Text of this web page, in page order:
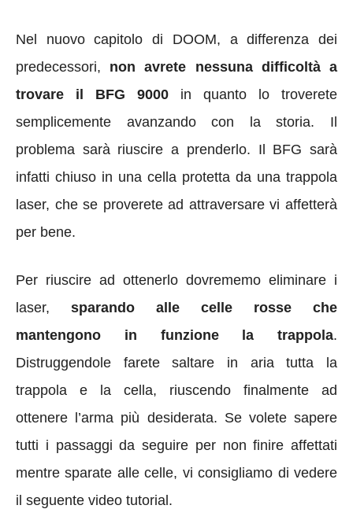
Nel nuovo capitolo di DOOM, a differenza dei
predecessori, non avrete nessuna difficoltà a
trovare il BFG 9000 in quanto lo troverete
semplicemente avanzando con la storia. Il
problema sarà riuscire a prenderlo. Il BFG sarà
infatti chiuso in una cella protetta da una trappola
laser, che se proverete ad attraversare vi affetterà
per bene.
Per riuscire ad ottenerlo dovrememo eliminare i
laser, sparando alle celle rosse che
mantengono in funzione la trappola.
Distruggendole farete saltare in aria tutta la
trappola e la cella, riuscendo finalmente ad
ottenere l’arma più desiderata. Se volete sapere
tutti i passaggi da seguire per non finire affettati
mentre sparate alle celle, vi consigliamo di vedere
il seguente video tutorial.